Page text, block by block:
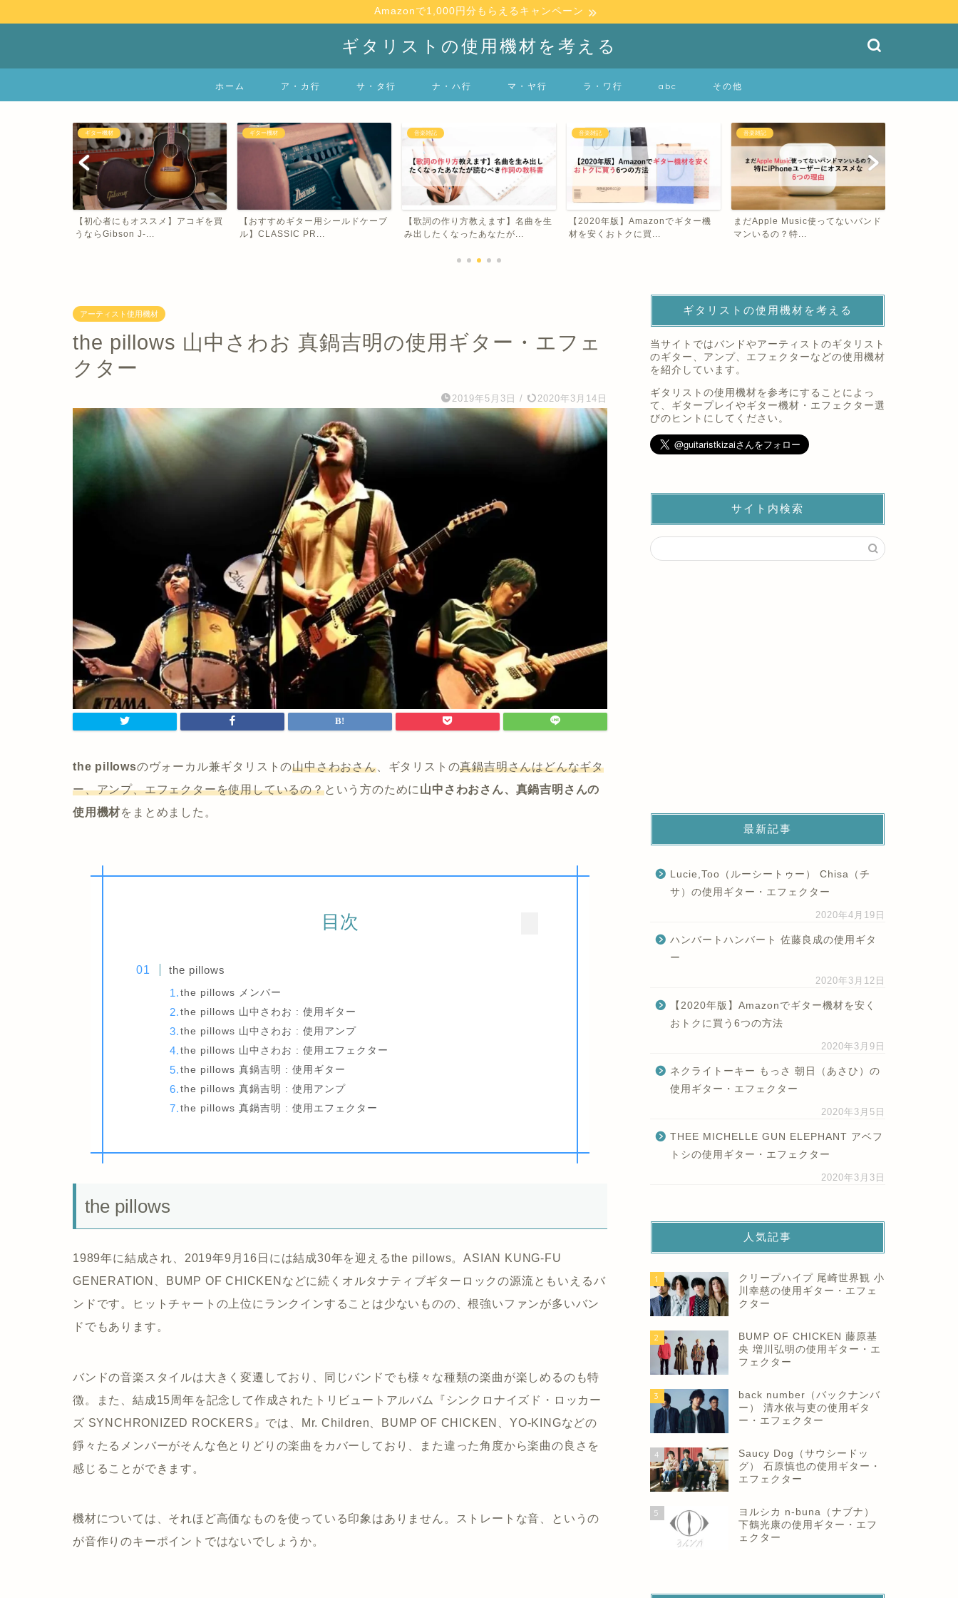
Amazonで1,000円分もらえるキャンペーン
ギタリストの使用機材を考える
ホーム ア・カ行 サ・タ行 ナ・ハ行 マ・ヤ行 ラ・ワ行 abc その他
ギター機材
【おすすめギター用シールドケーブ
ル】CLASSIC PR...
音楽雑記
【歌詞の作り方教えます】名曲を生
み出したくなったあなたが...
音楽雑記
【2020年版】Amazonでギター機
材を安くおトクに買...
音楽雑記
まだApple Music使ってないバンド
マンいるの？特...
ギター機材
【初心者にもオススメ】アコギを買
うならGibson J-...
アーティスト使用機材
the pillows 山中さわお 真鍋吉明の使用ギター・エフェ
クター
2019年5月3日 / 2020年3月14日
the pillowsのヴォーカル兼ギタリストの山中さわおさん、ギタリストの真鍋吉明さんはどんなギタ
ー、アンプ、エフェクターを使用しているの？という方のために 山中さわおさん、真鍋吉明さんの
使用機材をまとめました。
目次
the pillows
the pillows メンバー
the pillows 山中さわお : 使用ギター
the pillows 山中さわお : 使用アンプ
the pillows 山中さわお : 使用エフェクター
the pillows 真鍋吉明 : 使用ギター
the pillows 真鍋吉明 : 使用アンプ
the pillows 真鍋吉明 : 使用エフェクター
the pillows
1989年に結成され、2019年9月16日には結成30年を迎えるthe pillows。ASIAN KUNG-FU
GENERATION、BUMP OF CHICKENなどに続くオルタナティブギターロックの源流ともいえるバ
ンドです。ヒットチャートの上位にランクインすることは少ないものの、根強いファンが多いバン
ドでもあります。
バンドの音楽スタイルは大きく変遷しており、同じバンドでも様々な種類の楽曲が楽しめるのも特
徴。また、結成15周年を記念して作成されたトリビュートアルバム『シンクロナイズド・ロッカー
ズ SYNCHRONIZED ROCKERS』では、Mr. Children、BUMP OF CHICKEN、YO-KINGなどの
錚々たるメンバーがそんな色とりどりの楽曲をカバーしており、また違った角度から楽曲の良さを
感じることができます。
機材については、それほど高価なものを使っている印象はありません。ストレートな音、というの
が音作りのキーポイントではないでしょうか。
ギタリストの使用機材を考える
当サイトではバンドやアーティストのギタリスト
のギター、アンプ、エフェクターなどの使用機材
を紹介しています。
ギタリストの使用機材を参考にすることによっ
て、ギタープレイやギター機材・エフェクター選
びのヒントにしてください。
サイト内検索
最新記事
Lucie,Too（ルーシートゥー） Chisa（チ
サ）の使用ギター・エフェクター
2020年4月19日
ハンバートハンバート 佐藤良成の使用ギタ
ー
2020年3月12日
【2020年版】Amazonでギター機材を安く
おトクに買う6つの方法
2020年3月9日
ネクライトーキー もっさ 朝日（あさひ）の
使用ギター・エフェクター
2020年3月5日
THEE MICHELLE GUN ELEPHANT アベフ
トシの使用ギター・エフェクター
2020年3月3日
人気記事
1
クリープハイプ 尾崎世界観 小
川幸慈の使用ギター・エフェ
クター
2
BUMP OF CHICKEN 藤原基
央 増川弘明の使用ギター・エ
フェクター
3
back number（バックナンバ
ー） 清水依与吏の使用ギタ
ー・エフェクター
4
Saucy Dog（サウシードッ
グ） 石原慎也の使用ギター・
エフェクター
5
ヨルシカ n-buna（ナブナ）
下鶴光康の使用ギター・エフ
ェクター